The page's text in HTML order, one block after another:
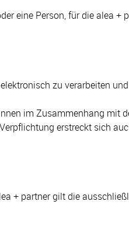
eine Person, für die alea +
zu verarbeiten
im Zusammenhang mit
erstreckt sich
+ partner gilt die